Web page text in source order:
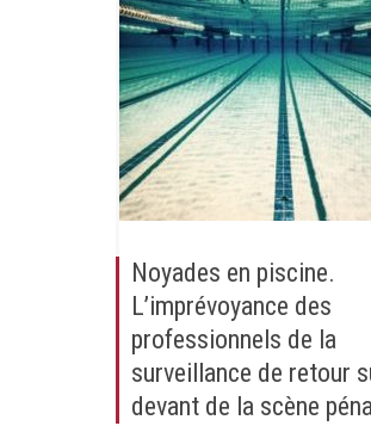
Noyades en piscine.
L’imprévoyance des
professionnels de la
surveillance de retour
devant de la scène